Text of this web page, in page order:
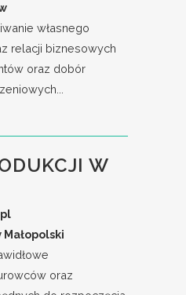
własnego
relacji biznesowych
oraz dobór
W
Małopolski
oraz